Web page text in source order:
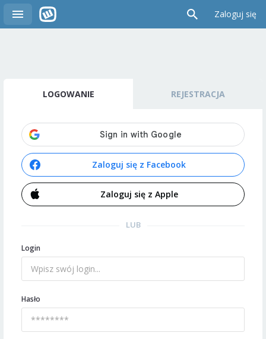
Zaloguj się
LOGOWANIE REJESTRACJA
Zaloguj się z Facebook
Zaloguj się z Apple
LUB
Login
Hasło